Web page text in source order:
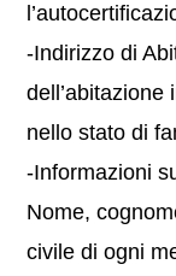
-Indirizzo di
dell’abitazione
nello stato di
-Informazioni
Nome,
civile di ogni